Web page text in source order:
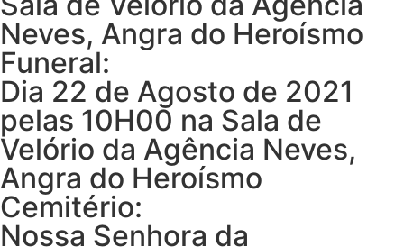
Neves, Angra do Heroísmo
Funeral:
Dia 22 de Agosto de 2021
pelas 10H00 na Sala de
Velório da Agência Neves,
Angra do Heroísmo
Cemitério:
Nossa Senhora da